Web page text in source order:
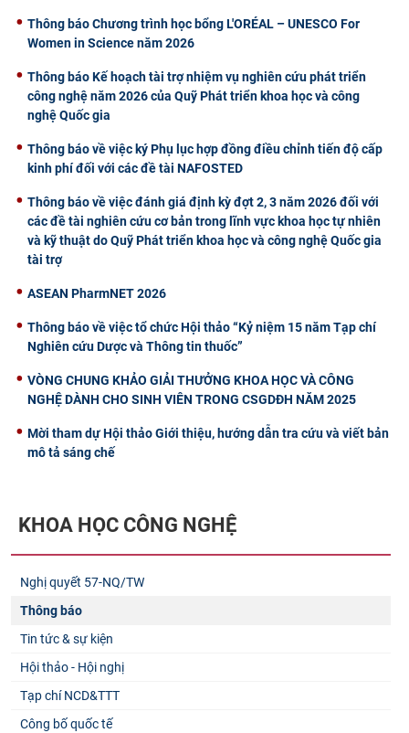
Thông báo Chương trình học bổng L'ORÉAL – UNESCO For
Women in Science năm 2026
Thông báo Kế hoạch tài trợ nhiệm vụ nghiên cứu phát triển
công nghệ năm 2026 của Quỹ Phát triển khoa học và công
nghệ Quốc gia
Thông báo về việc ký Phụ lục hợp đồng điều chỉnh tiến độ cấp
kinh phí đối với các đề tài NAFOSTED
Thông báo về việc đánh giá định kỳ đợt 2, 3 năm 2026 đối với
các đề tài nghiên cứu cơ bản trong lĩnh vực khoa học tự nhiên
và kỹ thuật do Quỹ Phát triển khoa học và công nghệ Quốc gia
tài trợ
ASEAN PharmNET 2026
Thông báo về việc tổ chức Hội thảo “Kỷ niệm 15 năm Tạp chí
Nghiên cứu Dược và Thông tin thuốc”
VÒNG CHUNG KHẢO GIẢI THƯỞNG KHOA HỌC VÀ CÔNG
NGHỆ DÀNH CHO SINH VIÊN TRONG CSGDĐH NĂM 2025
Mời tham dự Hội thảo Giới thiệu, hướng dẫn tra cứu và viết bản
mô tả sáng chế
KHOA HỌC CÔNG NGHỆ
Nghị quyết 57-NQ/TW
Thông báo
Tin tức & sự kiện
Hội thảo - Hội nghị
Tạp chí NCD&TTT
Công bố quốc tế